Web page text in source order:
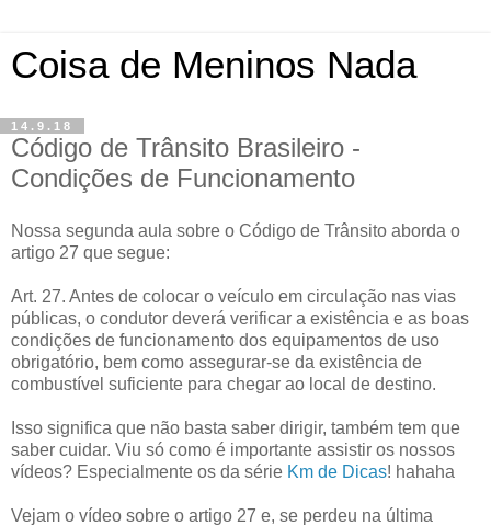
Coisa de Meninos Nada
14.9.18
Código de Trânsito Brasileiro -
Condições de Funcionamento
Nossa segunda aula sobre o Código de Trânsito aborda o
artigo 27 que segue:
Art. 27. Antes de colocar o veículo em circulação nas vias
públicas, o condutor deverá verificar a existência e as boas
condições de funcionamento dos equipamentos de uso
obrigatório, bem como assegurar-se da existência de
combustível suficiente para chegar ao local de destino.
Isso significa que não basta saber dirigir, também tem que
saber cuidar. Viu só como é importante assistir os nossos
vídeos? Especialmente os da série Km de Dicas! hahaha
Vejam o vídeo sobre o artigo 27 e, se perdeu na última